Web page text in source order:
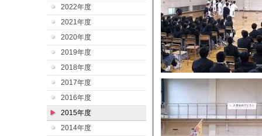
2022年度
2021年度
2020年度
2019年度
2018年度
2017年度
2016年度
2015年度
2014年度